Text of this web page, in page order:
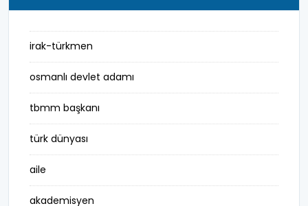
irak-türkmen
osmanlı devlet adamı
tbmm başkanı
türk dünyası
aile
akademisyen